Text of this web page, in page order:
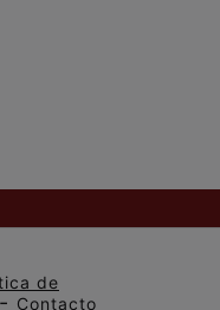
de
- Contacto